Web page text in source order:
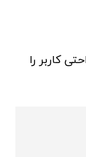
کاربر را